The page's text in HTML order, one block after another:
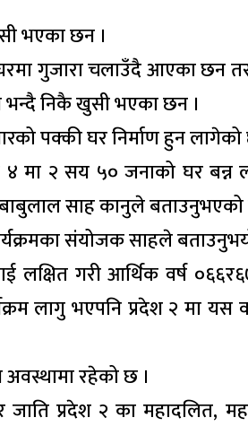
भएका छन ।
गुजारा चलाउँदै आएका छन
भन्दै निकै खुसी भएका छन ।
पक्की घर निर्माण हुन लागेको
४ मा २ सय ५० जनाको घर बन्न
साह कानुले बताउनुभएको
संयोजक साहले
लक्षित गरी आर्थिक वर्ष
लागु भएपनि प्रदेश २ मा यस
अवस्थामा रहेको छ ।
प्रदेश २ का महादलित,